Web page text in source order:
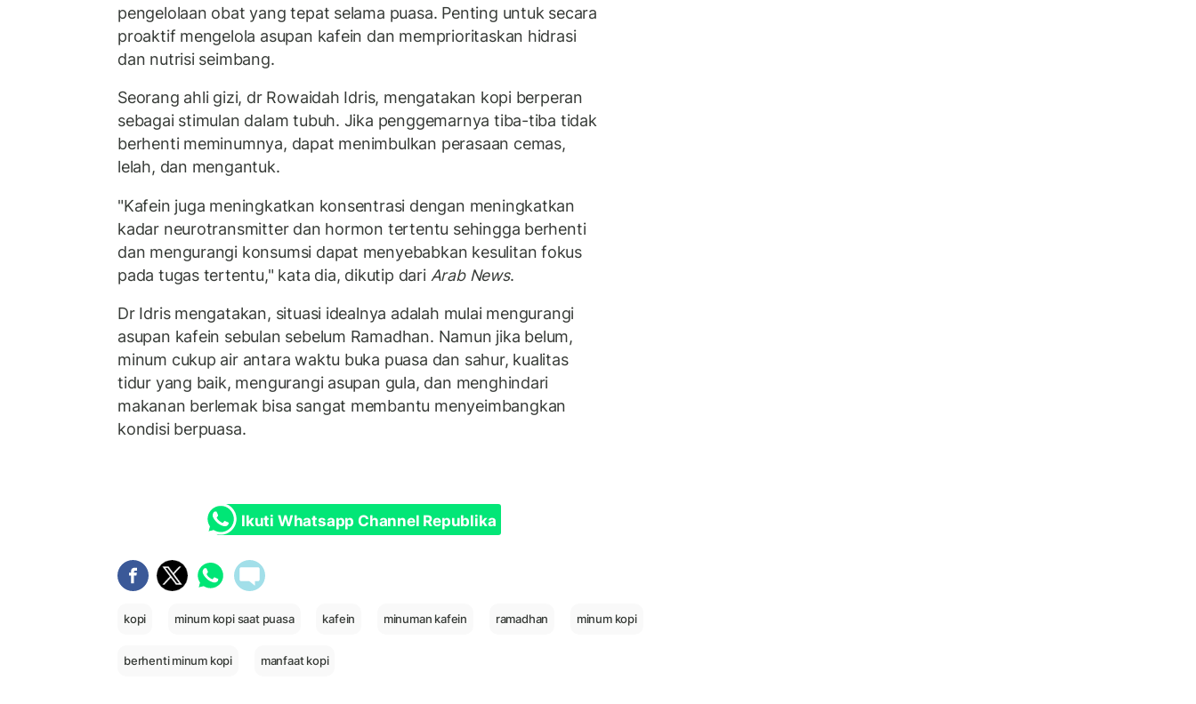
pengelolaan obat yang tepat selama puasa. Penting untuk secara
proaktif mengelola asupan kafein dan memprioritaskan hidrasi
dan nutrisi seimbang.
Seorang ahli gizi, dr Rowaidah Idris, mengatakan kopi berperan
sebagai stimulan dalam tubuh. Jika penggemarnya tiba-tiba tidak
berhenti meminumnya, dapat menimbulkan perasaan cemas,
lelah, dan mengantuk.
"Kafein juga meningkatkan konsentrasi dengan meningkatkan
kadar neurotransmitter dan hormon tertentu sehingga berhenti
dan mengurangi konsumsi dapat menyebabkan kesulitan fokus
pada tugas tertentu," kata dia, dikutip dari Arab News.
Dr Idris mengatakan, situasi idealnya adalah mulai mengurangi
asupan kafein sebulan sebelum Ramadhan. Namun jika belum,
minum cukup air antara waktu buka puasa dan sahur, kualitas
tidur yang baik, mengurangi asupan gula, dan menghindari
makanan berlemak bisa sangat membantu menyeimbangkan
kondisi berpuasa.
Ikuti Whatsapp Channel Republika
kopi minum kopi saat puasa kafein minuman kafein ramadhan minum kopi
berhenti minum kopi manfaat kopi